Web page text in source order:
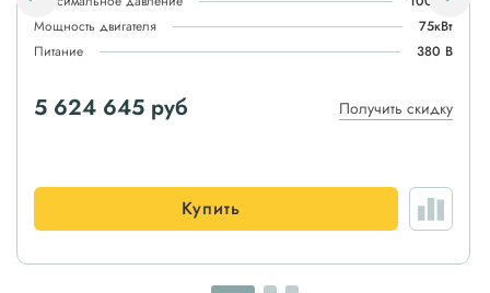
Мощность двигателя
75кВт
Питание
380 В
5 624 645 руб Получить скидку
Купить